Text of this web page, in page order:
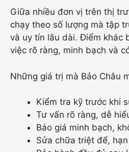
Giữa nhiều đơn vị trên thị
chạy theo số lượng mà tập
và uy tín lâu dài. Điểm khác
việc rõ ràng, minh bạch và
Những giá trị mà Bảo Châu
Kiểm tra kỹ trước khi
Tư vấn rõ ràng, dễ
Báo giá minh bạch,
Sửa chữa triệt để,